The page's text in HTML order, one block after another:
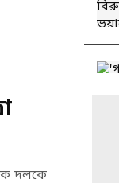
দলকে